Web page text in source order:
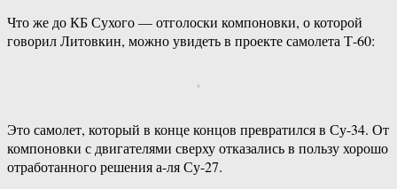
Что же до КБ Сухого — отголоски компоновки, о которой
говорил Литовкин, можно увидеть в проекте самолета Т-60:
Это самолет, который в конце концов превратился в Су-34. От
компоновки с двигателями сверху отказались в пользу хорошо
отработанного решения а-ля Су-27.